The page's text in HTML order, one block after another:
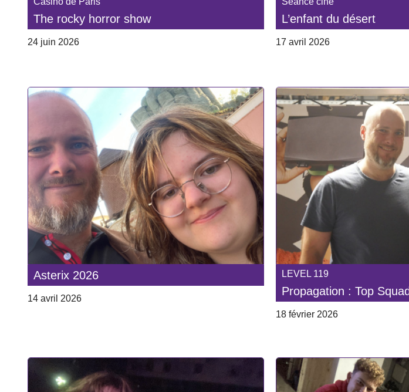
The rocky horror show
24 juin 2026
L’enfant du désert
17 avril 2026
Asterix 2026
14 avril 2026
LEVEL 119
Propagation : Top Squad
18 février 2026